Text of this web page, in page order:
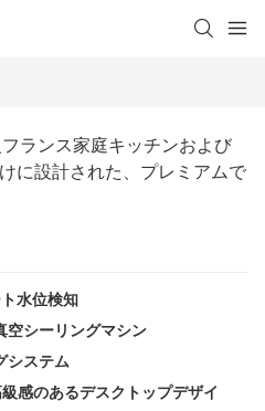
ランス家庭キッチンおよび
に設計された、プレミアムで
水位検知
空シーリングマシン
システム
感のあるデスクトップデザイ